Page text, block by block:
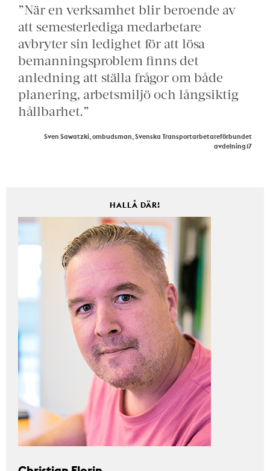
”När en verksamhet blir beroende av
att semesterlediga medarbetare
avbryter sin ledighet för att lösa
bemanningsproblem finns det
anledning att ställa frågor om både
planering, arbetsmiljö och långsiktig
hållbarhet.”
Sven Sawatzki, ombudsman, Svenska Transportarbetareförbundet
avdelning 17
HALLÅ DÄR!